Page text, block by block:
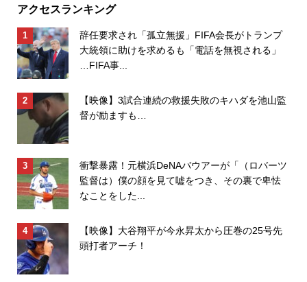
アクセスランキング
辞任要求され「孤立無援」FIFA会長がトランプ
大統領に助けを求めるも「電話を無視される」
…FIFA事...
【映像】3試合連続の救援失敗のキハダを池山監
督が励ますも…
衝撃暴露！元横浜DeNAバウアーが「（ロバーツ
監督は）僕の顔を見て嘘をつき、その裏で卑怯
なことをした...
【映像】大谷翔平が今永昇太から圧巻の25号先
頭打者アーチ！